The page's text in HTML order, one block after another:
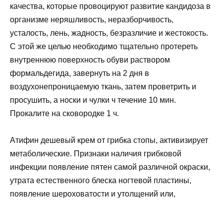
качества, которые провоцируют развитие кандидоза в
организме неряшливость, неразборчивость,
усталость, лень, жадность, безразличие и жестокость.
С этой же целью необходимо тщательно протереть
внутреннюю поверхность обуви раствором
формальдегида, завернуть на 2 дня в
воздухонепроницаемую ткань, затем проветрить и
просушить, а носки и чулки ч течение 10 мин.
Прокалите на сковородке 1 ч.
Атифин дешевый крем от грибка стопы, активизирует
метаболические. Признаки наличия грибковой
инфекции появление пятен самой различной окраски,
утрата естественного блеска ногтевой пластины,
появление шероховатости и утолщений или,